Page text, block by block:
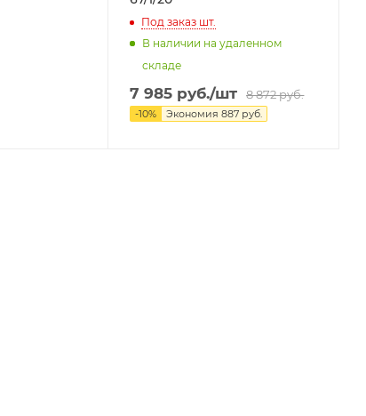
Под заказ шт.
В наличии на удаленном
складе
7 985 руб./шт 8 872руб.
-10% Экономия887 руб.